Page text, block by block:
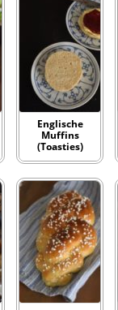
Englische
Muffins
(Toasties)